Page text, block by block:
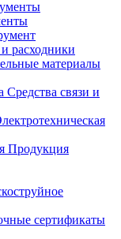
расходники
материалы
Средства связи и
Продукция
сертификаты